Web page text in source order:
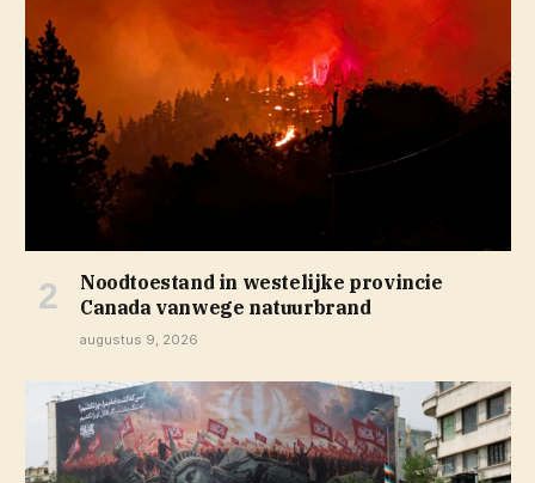
Noodtoestand in westelijke provincie
Canada vanwege natuurbrand
augustus 9, 2026